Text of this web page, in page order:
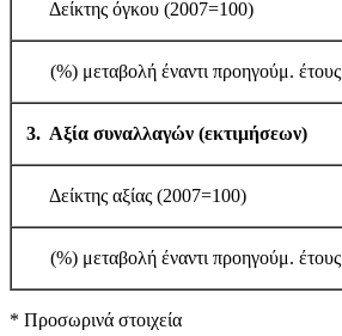
Δείκτης όγκου (2007=100)
(%) μεταβολή έναντι προηγούμ. έτους
3. Αξία συναλλαγών (εκτιμήσεων)
Δείκτης αξίας (2007=100)
(%) μεταβολή έναντι προηγούμ. έτους
* Προσωρινά στοιχεία